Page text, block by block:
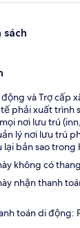
sách
động và Trợ cấp
phải xuất trình
nơi lưu trú
lý nơi lưu trú
lại bản sao trong
không có
nhận thanh
toán di động: